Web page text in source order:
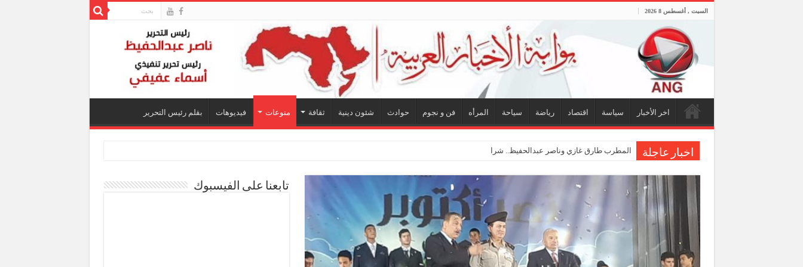
السبت , أغسطس 8 2026
اخر الأخبار سياسة اقتصاد رياضة سياحة المرأه فن و نجوم حوادث شئون دينية ثقافة منوعات فيديوهات بقلم رئيس التحرير
اخبار عاجلة المطرب طارق غازي وناصر عبدالحفيظ.. شراكة فنية ترسم ملامح مستقبل الكليب
تابعنا على الفيسبوك